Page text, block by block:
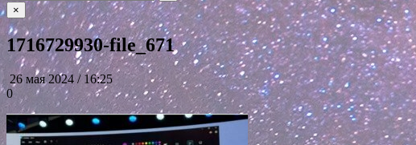
×
1716729930-file_671
26 мая 2024 / 16:25
0